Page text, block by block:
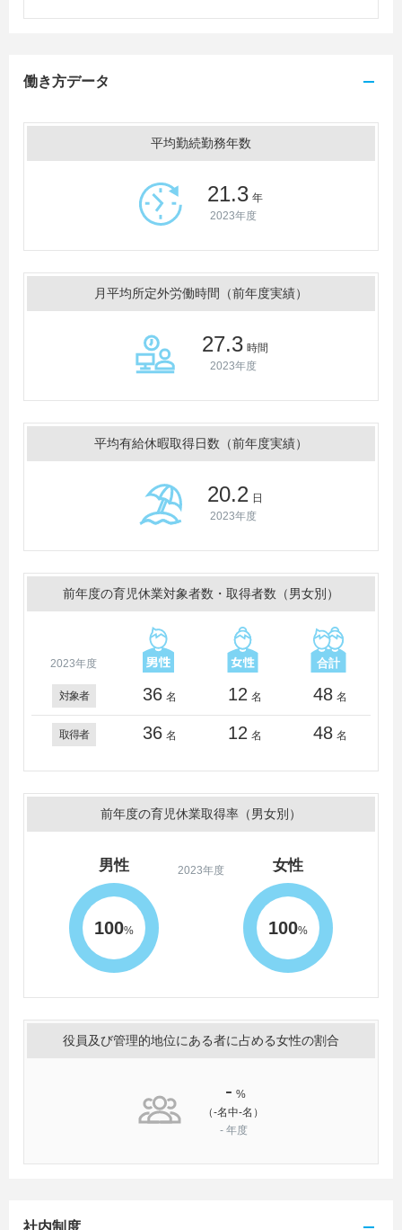
働き方データ
平均勤続勤務年数
21.3 年
2023年度
月平均所定外労働時間（前年度実績）
27.3 時間
2023年度
平均有給休暇取得日数（前年度実績）
20.2 日
2023年度
前年度の育児休業対象者数・取得者数（男女別）
2023年度
対象者 36 名 12 名 48 名
取得者 36 名 12 名 48 名
前年度の育児休業取得率（男女別）
2023年度
男性
100%
女性
100%
役員及び管理的地位にある者に占める女性の割合
- %
（-名中-名）
- 年度
社内制度